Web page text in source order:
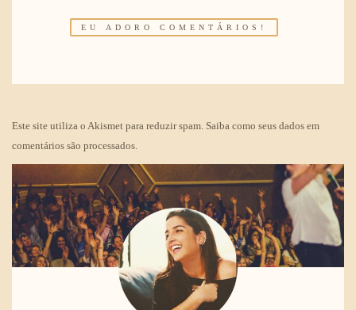
Este site utiliza o Akismet para reduzir spam. Saiba como seus dados em
comentários são processados.